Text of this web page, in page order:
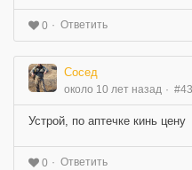
0 Ответить
Сосед
около 10 лет назад
Устрой, по аптечке кинь цену
0 Ответить